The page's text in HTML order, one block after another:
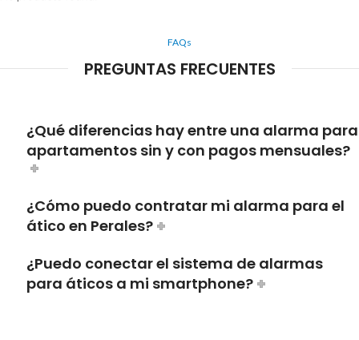
FAQs
PREGUNTAS FRECUENTES
¿Qué diferencias hay entre una alarma para
apartamentos sin y con pagos mensuales?
¿Cómo puedo contratar mi alarma para el
ático en Perales?
¿Puedo conectar el sistema de alarmas
para áticos a mi smartphone?